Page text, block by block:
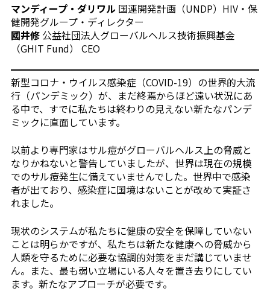
マンディープ・ダリワル 国連開発計画（UNDP）HIV・保
健開発グループ・ディレクター
國井修 公益社団法人グローバルヘルス技術振興基金
（GHIT Fund） CEO
新型コロナ・ウイルス感染症（COVID-19）の世界的大流
行（パンデミック）が、まだ終焉からほど遠い状況にあ
る中で、すでに私たちは終わりの見えない新たなパンデ
ミックに直面しています。
以前より専門家はサル痘がグローバルヘルス上の脅威と
なりかねないと警告していましたが、世界は現在の規模
でのサル痘発生に備えていませんでした。世界中で感染
者が出ており、感染症に国境はないことが改めて実証さ
れました。
現状のシステムが私たちに健康の安全を保障していない
ことは明らかですが、私たちは新たな健康への脅威から
人類を守るために必要な協調的対策をまだ講じていませ
ん。また、最も弱い立場にいる人々を置き去りにしてい
ます。新たなアプローチが必要です。